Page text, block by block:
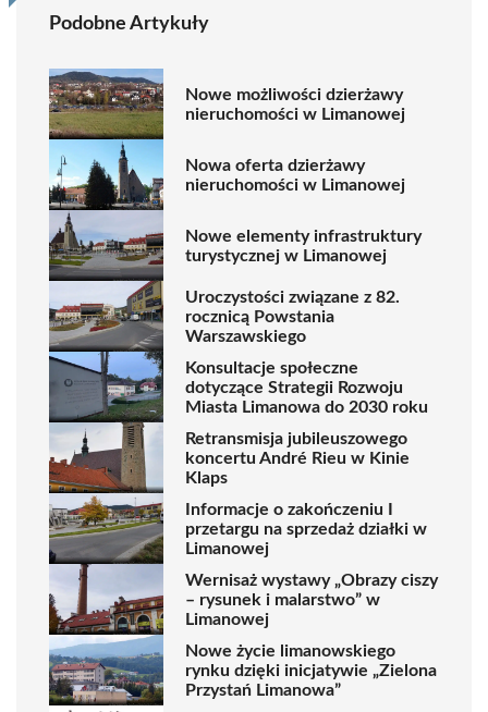
Podobne Artykuły
Nowe możliwości dzierżawy
nieruchomości w Limanowej
Nowa oferta dzierżawy
nieruchomości w Limanowej
Nowe elementy infrastruktury
turystycznej w Limanowej
Uroczystości związane z 82.
rocznicą Powstania
Warszawskiego
Konsultacje społeczne
dotyczące Strategii Rozwoju
Miasta Limanowa do 2030 roku
Retransmisja jubileuszowego
koncertu André Rieu w Kinie
Klaps
Informacje o zakończeniu I
przetargu na sprzedaż działki w
Limanowej
Wernisaż wystawy „Obrazy ciszy
– rysunek i malarstwo” w
Limanowej
Nowe życie limanowskiego
rynku dzięki inicjatywie „Zielona
Przystań Limanowa”